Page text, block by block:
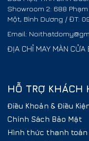
Showroom 2: 688
Một, Bình Dương / ĐT:
Email:
ĐỊA CHỈ MAY MÀN CỬA
HỖ TRỢ KHÁCH
Điều Khoản & Điều
Chính Sách Bảo Mật
Hình thức thanh toán